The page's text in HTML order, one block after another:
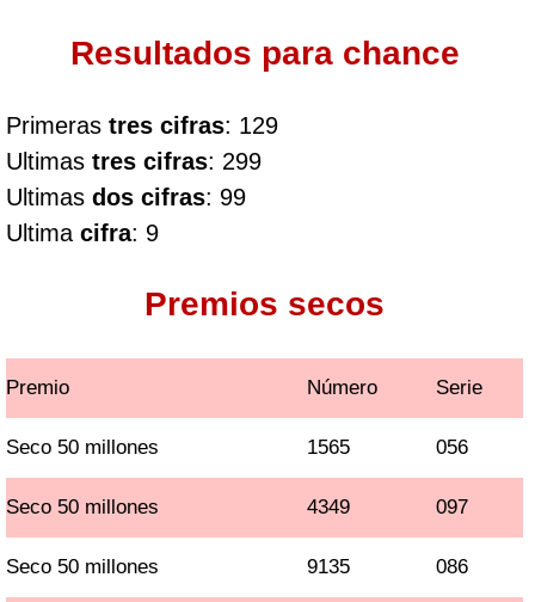
Resultados para chance
Primeras tres cifras: 129
Ultimas tres cifras: 299
Ultimas dos cifras: 99
Ultima cifra: 9
Premios secos
Premio Número Serie
Seco 50 millones 1565 056
Seco 50 millones 4349 097
Seco 50 millones 9135 086